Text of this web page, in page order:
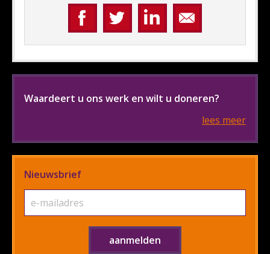
Waardeert u ons werk en wilt u doneren?
lees meer
Nieuwsbrief